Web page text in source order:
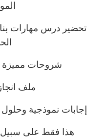
تحضير درس مهارات
شروحات مميزة
ملف
إجابات نموذجية وحلول
هذا فقط على سبيل